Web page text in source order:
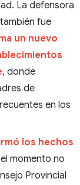
La defensora
fue
un nuevo
, donde
de
en los
los hechos
momento no
Provincial